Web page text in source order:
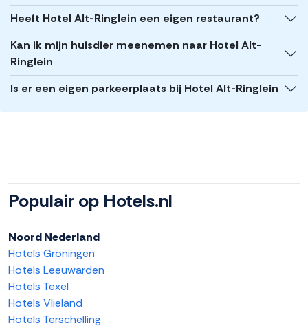
Heeft Hotel Alt-Ringlein een eigen restaurant?
Kan ik mijn huisdier meenemen naar Hotel Alt-
Ringlein
Is er een eigen parkeerplaats bij Hotel Alt-Ringlein
Populair op Hotels.nl
Noord Nederland
Hotels Groningen
Hotels Leeuwarden
Hotels Texel
Hotels Vlieland
Hotels Terschelling